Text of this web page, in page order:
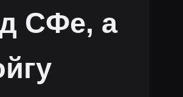
СФе, а